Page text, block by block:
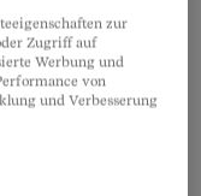
zur
Zugriff auf
Werbung und
von
und Verbesserung